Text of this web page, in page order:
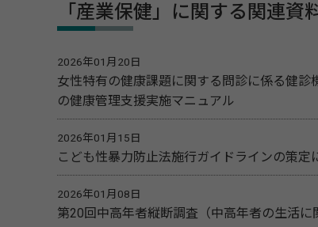
「産業保健」に関する関連資
2026年01月20日
女性特有の健康課題に関する問診に係る健
の健康管理支援実施マニュアル
2026年01月15日
こども性暴力防止法施行ガイドラインの策定
2026年01月08日
第20回中高年者縦断調査（中高年者の生活に